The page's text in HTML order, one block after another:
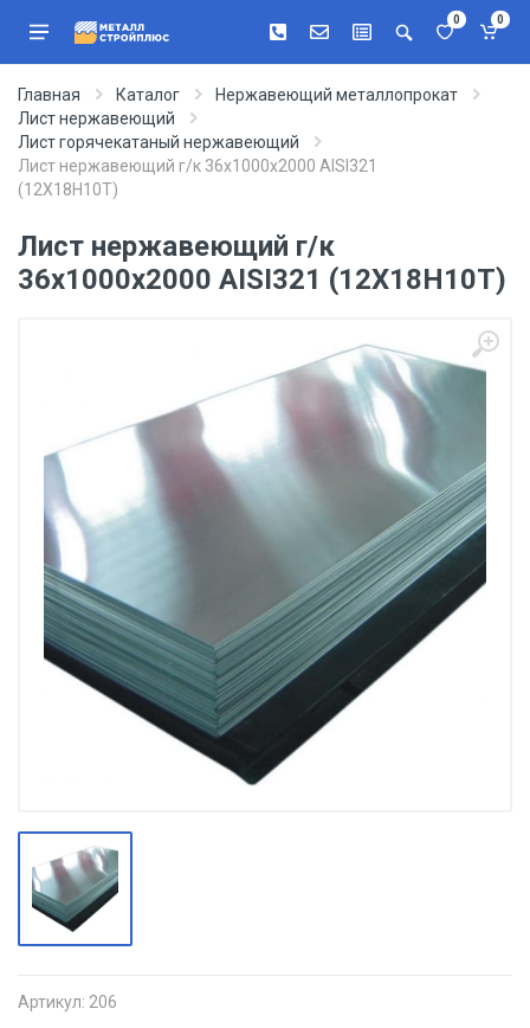
0 0
Главная Каталог
Нержавеющий металлопрокат
Лист нержавеющий
Лист горячекатаный нержавеющий
Лист нержавеющий г/к 36х1000х2000 AISI321
(12Х18Н10Т)
Лист нержавеющий г/к
36х1000х2000 AISI321 (12Х18Н10Т)
Артикул: 206